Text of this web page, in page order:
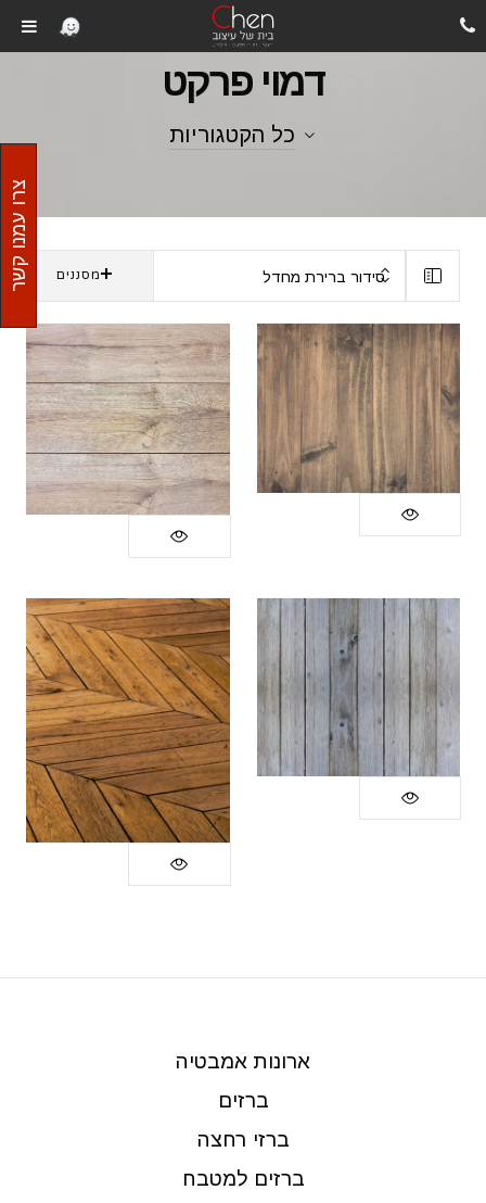
עמוד הבית / דמוי פרקט
דמוי פרקט
כל הקטגוריות
סידור ברירת מחדל מסננים
ארונות אמבטיה
ברזים
ברזי רחצה
ברזים למטבח
צרו עמנו קשר